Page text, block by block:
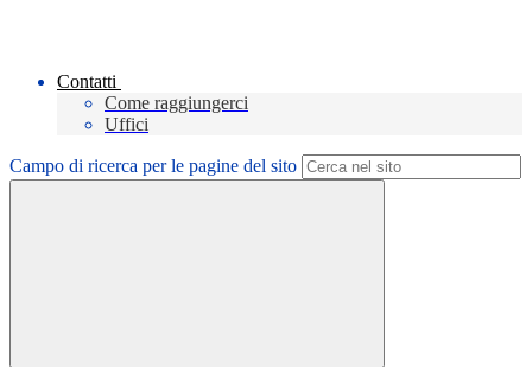
Contatti
Come raggiungerci
Uffici
Campo di ricerca per le pagine del sito